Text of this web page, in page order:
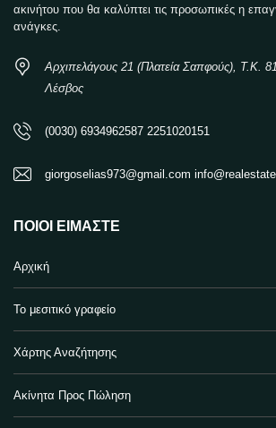
ακινήτου που θα καλύπτει τις προσωπικές η
ανάγκες.
Αρχιπελάγους 21 (Πλατεία Σαπφούς), Τ.Κ.
Λέσβος
(0030) 6934962587 2251020151
giorgoselias973@gmail.com
ΠΟΙΟΙ ΕΊΜΑΣΤΕ
Αρχική
Το μεσιτικό γραφείο
Χάρτης Αναζήτησης
Ακίνητα Προς Πώληση